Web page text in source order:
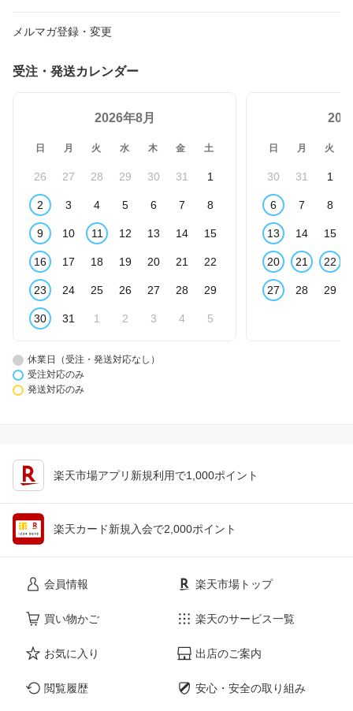
メルマガ登録・変更
受注・発送カレンダー
2026年8月
日 月 火 水 木 金 土
26 27 28 29 30 31 1
2 3 4 5 6 7 8
9 10 11 12 13 14 15
16 17 18 19 20 21 22
23 24 25 26 27 28 29
30 31 1 2 3 4 5
日 月 火
30 31 1
6 7 8
13 14 15
20 21 22
27 28 29
休業日（受注・発送対応なし）
受注対応のみ
発送対応のみ
楽天市場アプリ新規利用で1,000ポイント
楽天カード新規入会で2,000ポイント
会員情報
買い物かご
お気に入り
閲覧履歴
楽天市場トップ
楽天のサービス一覧
出店のご案内
安心・安全の取り組み